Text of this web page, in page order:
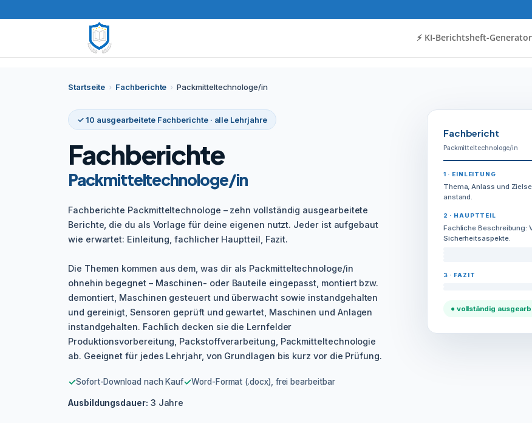
⚡️ KI-Berichtsheft-Generator
Startseite › Fachberichte › Packmitteltechnologe/in
✓ 10 ausgearbeitete Fachberichte · alle Lehrjahre
Fachberichte
Packmitteltechnologe/in
Fachberichte Packmitteltechnologe – zehn vollständig ausgearbeitete
Berichte, die du als Vorlage für deine eigenen nutzt. Jeder ist aufgebaut
wie erwartet: Einleitung, fachlicher Hauptteil, Fazit.
Die Themen kommen aus dem, was dir als Packmitteltechnologe/in
ohnehin begegnet – Maschinen- oder Bauteile eingepasst, montiert bzw.
demontiert, Maschinen gesteuert und überwacht sowie instandgehalten
und gereinigt, Sensoren geprüft und gewartet, Maschinen und Anlagen
instandgehalten. Fachlich decken sie die Lernfelder
Produktionsvorbereitung, Packstoffverarbeitung, Packmitteltechnologie
ab. Geeignet für jedes Lehrjahr, von Grundlagen bis kurz vor die Prüfung.
✓Sofort-Download nach Kauf✓Word-Format (.docx), frei bearbeitbar
Ausbildungsdauer: 3 Jahre
Fachbericht
Packmitteltechnologe/in
1 · EINLEITUNG
Thema, Anlass und
anstand.
2 · HAUPTTEIL
Fachliche Beschreibung:
Sicherheitsaspekte.
3 · FAZIT
● vollständig